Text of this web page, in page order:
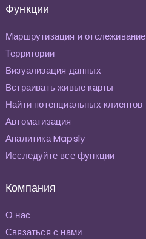
Функции
Маршрутизация и отслеживание
Территории
Визуализация данных
Встраивать живые карты
Найти потенциальных клиентов
Автоматизация
Аналитика Mapsly
Исследуйте все функции
Компания
О нас
Связаться с нами